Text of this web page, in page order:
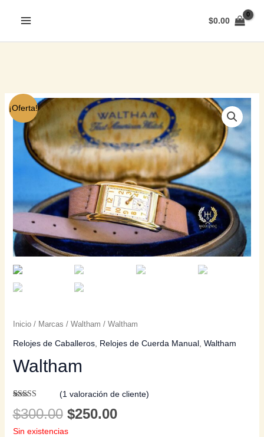
$0.00
¡Oferta!
Inicio/ Marcas / Waltham / Waltham
Relojes de Caballeros, Relojes de Cuerda Manual, Waltham
Waltham
Valorado con
5.00de 5 en
base a
1
valoración
(1 valoración de cliente)
$300.00 $250.00
Sin existencias